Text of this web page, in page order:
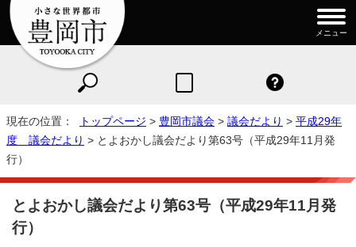
メニュー
現在の位置： トップページ > 豊岡市議会 > 議会だより > 平成29年
度 議会だより > とよおかし議会だより第63号（平成29年11月発
行）
とよおかし議会だより第63号（平成29年11月発
行）